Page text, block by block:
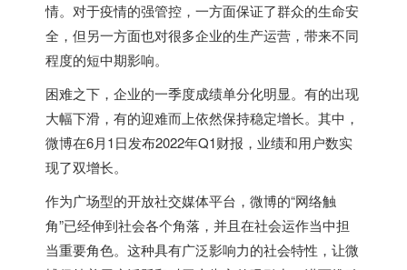
情。对于疫情的强管控，一方面保证了群众的生命安
全，但另一方面也对很多企业的生产运营，带来不同
程度的短中期影响。
困难之下，企业的一季度成绩单分化明显。有的出现
大幅下滑，有的迎难而上依然保持稳定增长。其中，
微博在6月1日发布2022年Q1财报，业绩和用户数实
现了双增长。
作为广场型的开放社交媒体平台，微博的“网络触
角”已经伸到社会各个角落，并且在社会运作当中担
当重要角色。这种具有广泛影响力的社会特性，让微